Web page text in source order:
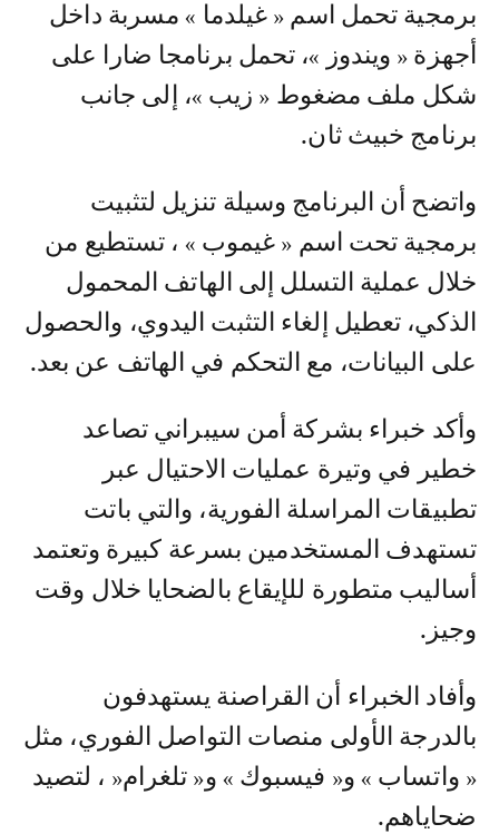
برمجية تحمل اسم « غيلدما » مسربة داخل
أجهزة « ويندوز »، تحمل برنامجا ضارا على
شكل ملف مضغوط « زيب »، إلى جانب
برنامج خبيث ثان.
واتضح أن البرنامج وسيلة تنزيل لتثبيت
برمجية تحت اسم « غيموب » ، تستطيع من
خلال عملية التسلل إلى الهاتف المحمول
الذكي، تعطيل إلغاء التثبت اليدوي، والحصول
على البيانات، مع التحكم في الهاتف عن بعد.
وأكد خبراء بشركة أمن سيبراني تصاعد
خطير في وتيرة عمليات الاحتيال عبر
تطبيقات المراسلة الفورية، والتي باتت
تستهدف المستخدمين بسرعة كبيرة وتعتمد
أساليب متطورة للإيقاع بالضحايا خلال وقت
وجيز.
وأفاد الخبراء أن القراصنة يستهدفون
بالدرجة الأولى منصات التواصل الفوري، مثل
« واتساب » و« فيسبوك » و« تلغرام« ، لتصيد
ضحاياهم.